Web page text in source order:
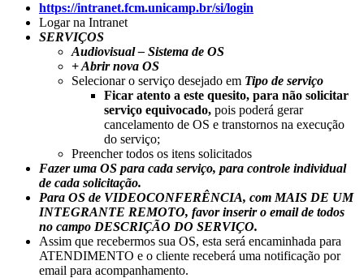
https://intranet.fcm.unicamp.br/si/login
Logar na Intranet
SERVIÇOS
Audiovisual – Sistema de OS
+ Abrir nova OS
Selecionar o serviço desejado em Tipo de serviço
​Ficar atento a este quesito, para não solicitar
serviço equivocado, pois poderá gerar
cancelamento de OS e transtornos na execução
do serviço;
Preencher todos os itens solicitados
Fazer uma OS para cada serviço, para controle individual
de cada solicitação.
Para OS de VIDEOCONFERÊNCIA, com MAIS DE UM
INTEGRANTE REMOTO, favor inserir o email de todos
no campo DESCRIÇÃO DO SERVIÇO.
Assim que recebermos sua OS, esta será encaminhada para
ATENDIMENTO e o cliente receberá uma notificação por
email para acompanhamento.